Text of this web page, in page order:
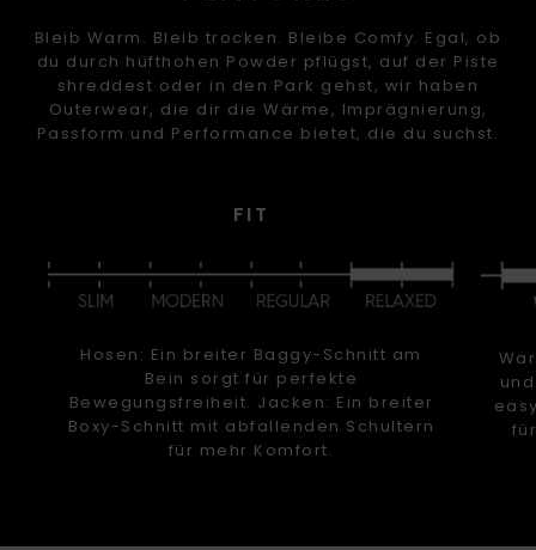
Bleib Warm. Bleib trocken. Bleibe Comfy. Egal, ob
du durch hüfthohen Powder pflügst, auf der Piste
shreddest oder in den Park gehst, wir haben
Outerwear, die dir die Wärme, Imprägnierung,
Passform und Performance bietet, die du suchst.
FIT
Hosen: Ein breiter Baggy-Schnitt am
Bein sorgt für perfekte
Bewegungsfreiheit. Jacken: Ein breiter
Boxy-Schnitt mit abfallenden Schultern
für mehr Komfort.